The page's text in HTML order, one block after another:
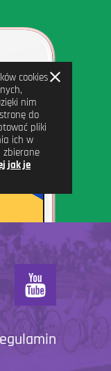
cookies
nim
do
pliki
ich w
zbierane
jak je